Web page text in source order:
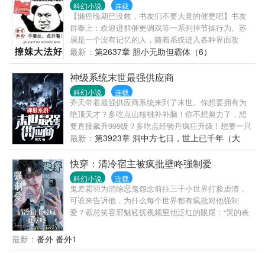
科幻小说 连载
【懒癌晚期已没救，书友们不要大意的催更吧】书友
群奉上：欢迎进群催更调戏等一系列掉节操行为。苏
眉是一个没有记忆的人，随着系统进入各种界面攻
略……等等！为神马别人都可以向系统撒娇卖萌捞好
处，跟系统相亲相爱，为毛她的系统就是硬邦邦冷冰
冰毫无人性冷酷无情的？！说好的萌萌哒系统呢？传
说帅气酷霸拽狂的可勾搭系统君在哪里？！嘤嘤她还
是寻找她的记忆去吧……简介无能，进坑看文
最新： 第2637章 胆小无助但霸体（6）
神级系统末世最强供应商
科幻小说 连载
齐天带着最强供应商系统来到了末世。你想要拥有为
绝顶天才？多吃点山核桃补补脑！你不想努力了，想
要直接飙升999级？多吃点经验丹疯狂升级！想要一只
宠物？来来来，神兽任你选！想要一把兵器？没问
题，神兵随你挑！本店物品，千金难买，件件精品。
你问我是谁？这个世界里的最强供应商，没有之一！
最新： 第3923章 洞中方七日，世上已千年（大
快穿：清冷宿主被疯批壁咚强制爱
科幻小说 连载
鬼差霜羽为消除恶鬼怨念前往三千小世界打脸虐渣，
可谁来告诉他，为什么每个世界都有疯批对他强制
爱？霸总笑容邪魅轻抚视频里他泛红的眼尾：“哭的表
将他壁咚：“羽，你是我的！”替身半夜敲响白月光的房
最新： 番外 番外1